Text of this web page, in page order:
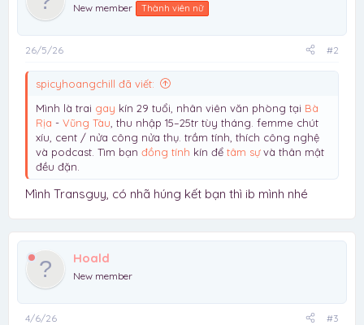
New member Thành viên nữ
26/5/26 #2
spicyhoangchill đã viết:
Mình là trai gay kín 29 tuổi, nhân viên văn phòng tại Bà
Rịa - Vũng Tàu , thu nhập 15–25tr tùy tháng. femme chút
xíu, cent / nửa công nửa thụ. trầm tính, thích công nghệ
và podcast. Tìm bạn đồng tính kín để tâm sựvà thân mật
đều đặn.
Mình Transguy, có nhã húng kết bạn thì ib mình nhé
Hoald
New member
4/6/26 #3